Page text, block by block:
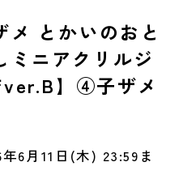
メ とかいのおと
ミニアクリルジ
ver.B】④子ザメ
年6月11日(木) 23:59ま